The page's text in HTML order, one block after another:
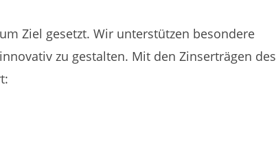
Ziel gesetzt. Wir unterstützen besondere
zu gestalten. Mit den Zinserträgen des